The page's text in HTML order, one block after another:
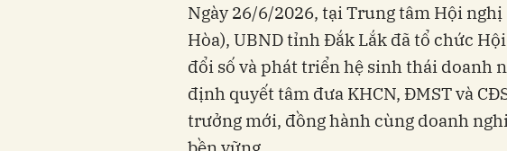
Ngày 26/6/2026, tại Trung tâm Hội nghị
Hòa), UBND tỉnh Đắk Lắk đã tổ chức
đổi số và phát triển hệ sinh thái doanh
định quyết tâm đưa KHCN, ĐMST và
trưởng mới, đồng hành cùng doanh